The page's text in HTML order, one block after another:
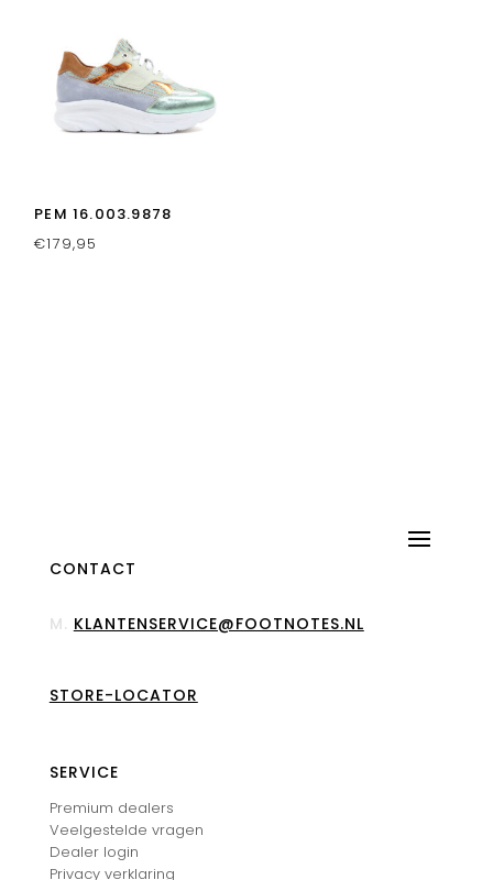
PEM 16.003.9878
€179,95
CONTACT
M. KLANTENSERVICE@FOOTNOTES.NL
STORE-LOCATOR
SERVICE
Premium dealers
Veelgestelde vragen
Dealer login
Privacy verklaring